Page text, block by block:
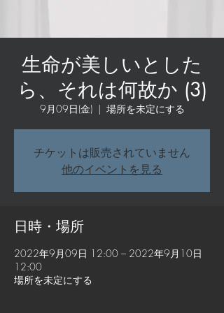
生命が美しいとした
ら、それは何故か (3)
9月09日(金)
  |
場所を未定にする
チケットは販売されていません
他のイベントを見る
日時・場所
2022年9月09日 12:00 – 2022年9月10日
12:00
場所を未定にする